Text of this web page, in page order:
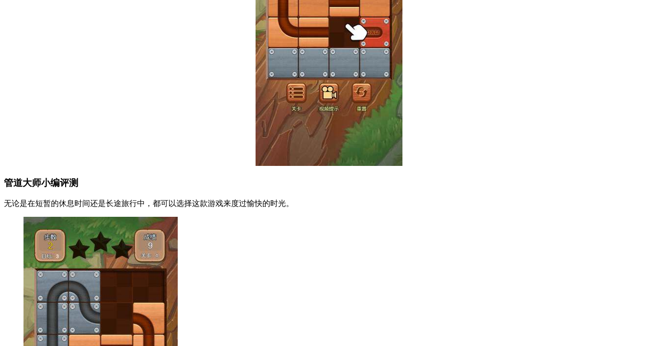
管道大师小编评测
无论是在短暂的休息时间还是长途旅行中，都可以选择这款游戏来度过愉快的时光。